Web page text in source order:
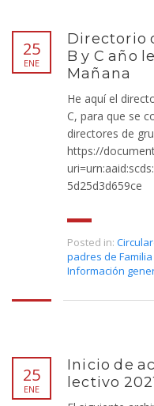
25
ENE
Directorio
B y C año
Mañana
He aquí el
C, para que se
directores de
https://
5d25d3d659ce
Posted in:
padres de Familia
Información
25
ENE
Inicio de
lectivo